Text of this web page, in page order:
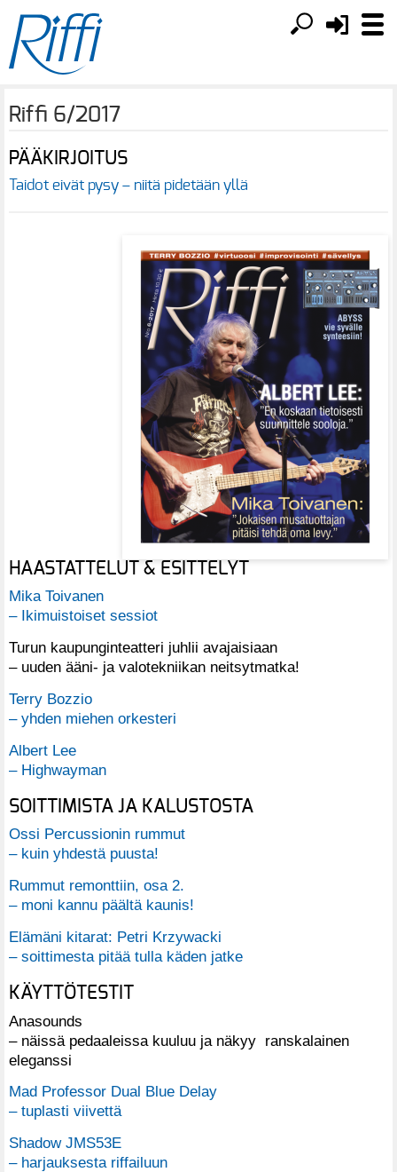
Riffi 6/2017
PÄÄKIRJOITUS
Taidot eivät pysy – niitä pidetään yllä
HAASTATTELUT & ESITTELYT
Mika Toivanen
– Ikimuistoiset sessiot
Turun kaupunginteatteri juhlii avajaisiaan
– uuden ääni- ja valotekniikan neitsytmatka!
Terry Bozzio
– yhden miehen orkesteri
Albert Lee
– Highwayman
SOITTIMISTA JA KALUSTOSTA
Ossi Percussionin rummut
– kuin yhdestä puusta!
Rummut remonttiin, osa 2.
– moni kannu päältä kaunis!
Elämäni kitarat: Petri Krzywacki
– soittimesta pitää tulla käden jatke
KÄYTTÖTESTIT
Anasounds
– näissä pedaaleissa kuuluu ja näkyy ranskalainen
eleganssi
Mad Professor Dual Blue Delay
– tuplasti viivettä
Shadow JMS53E
– harjauksesta riffailuun